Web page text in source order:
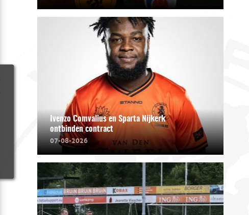
Ivenzo Comvalius en Sparta Nijkerk
ontbinden contract
07-08-2026